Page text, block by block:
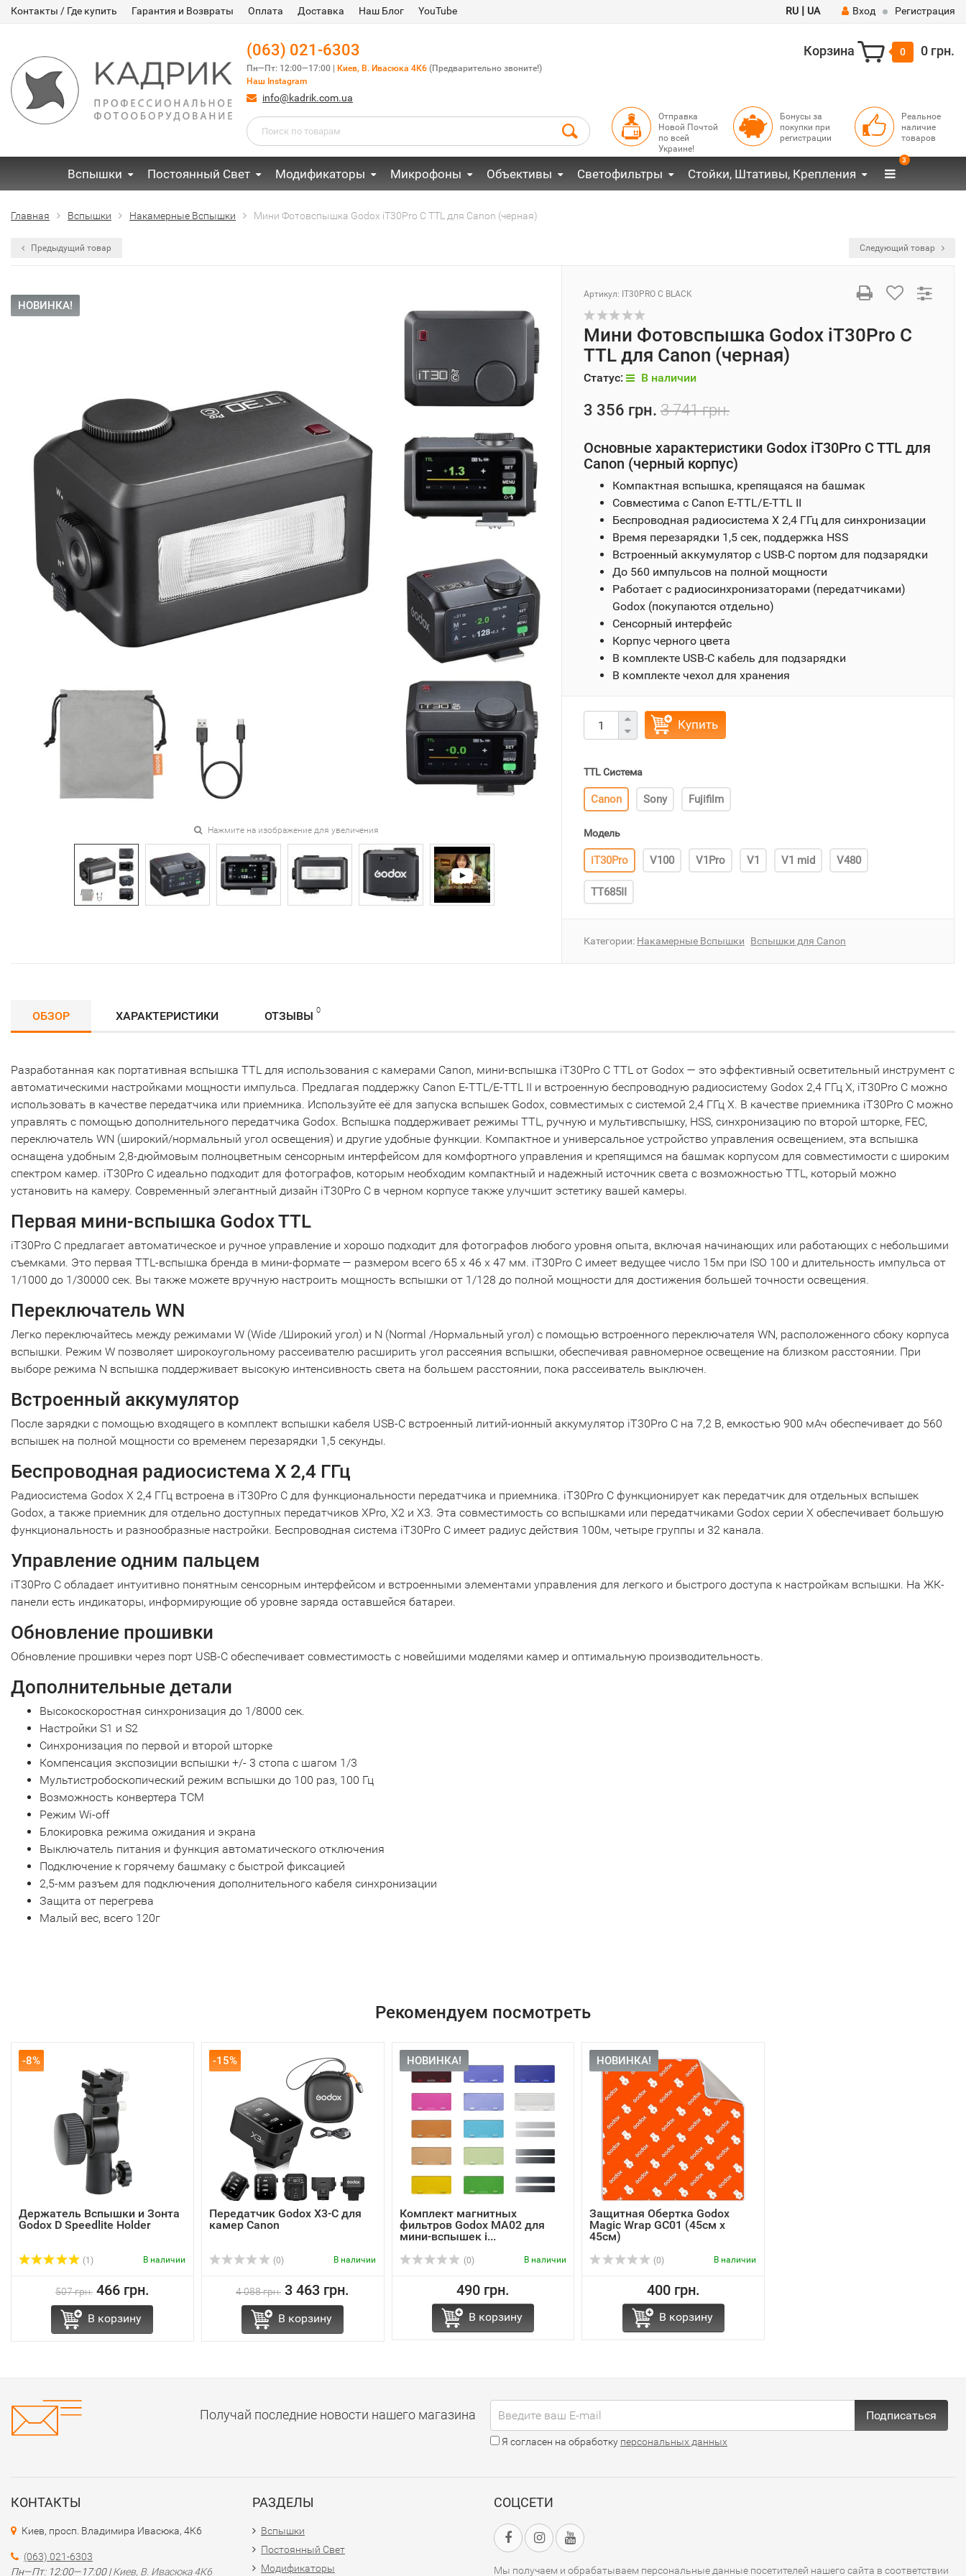
Контакты / Где купить Гарантия и Возвраты Оплата Доставка Наш Блог YouTube RU | UA Вход Регистрация
(063) 021-6303
Пн—Пт: 12:00—17:00 | Киев, В. Ивасюка 4К6 (Предварительно звоните!)
Наш Instagram
info@kadrik.com.ua
Корзина 0 0 грн.
Отправка
Новой Почтой
по всей
Украине!
Бонусы за
покупки при
регистрации
Реальное
наличие
товаров
Вспышки Постоянный Свет Модификаторы Микрофоны Объективы Светофильтры Стойки, Штативы, Крепления
3
Главная Вспышки Накамерные Вспышки Мини Фотовспышка Godox iT30Pro C TTL для Canon (черная)
Предыдущий товар Следующий товар
НОВИНКА!
Нажмите на изображение для увеличения
Артикул: IT30PRO C BLACK
Мини Фотовспышка Godox iT30Pro C
TTL для Canon (черная)
Статус: В наличии
3 356 грн. 3 741 грн.
Основные характеристики Godox iT30Pro C TTL для
Canon (черный корпус)
Компактная вспышка, крепящаяся на башмак
Совместима с Canon E-TTL/E-TTL II
Беспроводная радиосистема X 2,4 ГГц для синхронизации
Время перезарядки 1,5 сек, поддержка HSS
Встроенный аккумулятор с USB-C портом для подзарядки
До 560 импульсов на полной мощности
Работает с радиосинхронизаторами (передатчиками)
Godox (покупаются отдельно)
Сенсорный интерфейс
Корпус черного цвета
В комплекте USB-C кабель для подзарядки
В комплекте чехол для хранения
Купить
TTL Система
Canon Sony Fujifilm
Модель
iT30Pro V100 V1Pro V1 V1 mid V480
TT685II
Категории: Накамерные Вспышки Вспышки для Canon
ОБЗОР ХАРАКТЕРИСТИКИ ОТЗЫВЫ 0
Разработанная как портативная вспышка TTL для использования с камерами Canon, мини-вспышка iT30Pro C TTL от Godox — это эффективный осветительный инструмент с
автоматическими настройками мощности импульса. Предлагая поддержку Canon E-TTL/E-TTL II и встроенную беспроводную радиосистему Godox 2,4 ГГц X, iT30Pro C можно
использовать в качестве передатчика или приемника. Используйте её для запуска вспышек Godox, совместимых с системой 2,4 ГГц X. В качестве приемника iT30Pro C можно
управлять с помощью дополнительного передатчика Godox. Вспышка поддерживает режимы TTL, ручную и мультивспышку, HSS, синхронизацию по второй шторке, FEC,
переключатель WN (широкий/нормальный угол освещения) и другие удобные функции. Компактное и универсальное устройство управления освещением, эта вспышка
оснащена удобным 2,8-дюймовым полноцветным сенсорным интерфейсом для комфортного управления и крепящимся на башмак корпусом для совместимости с широким
спектром камер. iT30Pro C идеально подходит для фотографов, которым необходим компактный и надежный источник света с возможностью TTL, который можно
установить на камеру. Современный элегантный дизайн iT30Pro C в черном корпусе также улучшит эстетику вашей камеры.
Первая мини-вспышка Godox TTL
iT30Pro C предлагает автоматическое и ручное управление и хорошо подходит для фотографов любого уровня опыта, включая начинающих или работающих с небольшими
съемками. Это первая TTL-вспышка бренда в мини-формате — размером всего 65 x 46 x 47 мм. iT30Pro C имеет ведущее число 15м при ISO 100 и длительность импульса от
1/1000 до 1/30000 сек. Вы также можете вручную настроить мощность вспышки от 1/128 до полной мощности для достижения большей точности освещения.
Переключатель WN
Легко переключайтесь между режимами W (Wide /Широкий угол) и N (Normal /Нормальный угол) с помощью встроенного переключателя WN, расположенного сбоку корпуса
вспышки. Режим W позволяет широкоугольному рассеивателю расширить угол рассеяния вспышки, обеспечивая равномерное освещение на близком расстоянии. При
выборе режима N вспышка поддерживает высокую интенсивность света на большем расстоянии, пока рассеиватель выключен.
Встроенный аккумулятор
После зарядки с помощью входящего в комплект вспышки кабеля USB-C встроенный литий-ионный аккумулятор iT30Pro C на 7,2 В, емкостью 900 мАч обеспечивает до 560
вспышек на полной мощности со временем перезарядки 1,5 секунды.
Беспроводная радиосистема X 2,4 ГГц
Радиосистема Godox X 2,4 ГГц встроена в iT30Pro C для функциональности передатчика и приемника. iT30Pro C функционирует как передатчик для отдельных вспышек
Godox, а также приемник для отдельно доступных передатчиков XPro, X2 и X3. Эта совместимость со вспышками или передатчиками Godox серии X обеспечивает большую
функциональность и разнообразные настройки. Беспроводная система iT30Pro C имеет радиус действия 100м, четыре группы и 32 канала.
Управление одним пальцем
iT30Pro C обладает интуитивно понятным сенсорным интерфейсом и встроенными элементами управления для легкого и быстрого доступа к настройкам вспышки. На ЖК-
панели есть индикаторы, информирующие об уровне заряда оставшейся батареи.
Обновление прошивки
Обновление прошивки через порт USB-C обеспечивает совместимость с новейшими моделями камер и оптимальную производительность.
Дополнительные детали
Высокоскоростная синхронизация до 1/8000 сек.
Настройки S1 и S2
Синхронизация по первой и второй шторке
Компенсация экспозиции вспышки +/- 3 стопа с шагом 1/3
Мультистробоскопический режим вспышки до 100 раз, 100 Гц
Возможность конвертера TCM
Режим Wi-off
Блокировка режима ожидания и экрана
Выключатель питания и функция автоматического отключения
Подключение к горячему башмаку с быстрой фиксацией
2,5-мм разъем для подключения дополнительного кабеля синхронизации
Защита от перегрева
Малый вес, всего 120г
Рекомендуем посмотреть
-8%
Держатель Вспышки и Зонта
Godox D Speedlite Holder
(1) В наличии
507 грн. 466 грн.
В корзину
-15%
Передатчик Godox X3-C для
камер Canon
(0) В наличии
4 088 грн. 3 463 грн.
В корзину
НОВИНКА!
Комплект магнитных
фильтров Godox MA02 для
мини-вспышек i...
(0) В наличии
490 грн.
В корзину
НОВИНКА!
Защитная Обертка Godox
Magic Wrap GC01 (45см x
45см)
(0) В наличии
400 грн.
В корзину
Получай последние новости нашего магазина Подписаться
Я согласен на обработку персональных данных
КОНТАКТЫ
Киев, просп. Владимира Ивасюка, 4К6
(063) 021-6303
Пн—Пт: 12:00—17:00 |Киев, В. Ивасюка 4К6
РАЗДЕЛЫ
Вспышки
Постоянный Свет
Модификаторы
СОЦСЕТИ
Мы получаем и обрабатываем персональные данные посетителей нашего сайта в соответствии